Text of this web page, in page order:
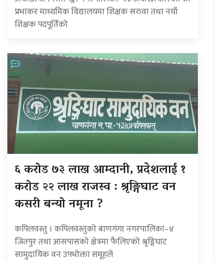
प्रभाकर माध्यमिक विद्यालयमा शिक्षक सरुवा तथा नयाँ
शिक्षक पदपूर्तिको
६ करोड ७३ लाख आम्दानी, प्रदेशलाई १
करोड २२ लाख राजस्व : श्रृङ्गिघाट वन
कसरी बन्यो नमूना ?
कपिलवस्तु । कपिलवस्तुको बाणगंगा नगरपालिका–४
जितपुर तथा आसपासको क्षेत्रमा फैलिएको श्रृङ्गिघाट
सामुदायिक वन उपभोक्ता समूहले